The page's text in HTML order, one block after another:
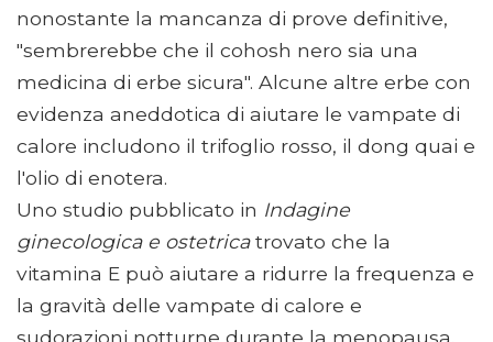
nonostante la mancanza di prove definitive,
"sembrerebbe che il cohosh nero sia una
medicina di erbe sicura". Alcune altre erbe con
evidenza aneddotica di aiutare le vampate di
calore includono il trifoglio rosso, il dong quai e
l'olio di enotera.
Uno studio pubblicato in Indagine
ginecologica e ostetricatrovato che la
vitamina E può aiutare a ridurre la frequenza e
la gravità delle vampate di calore e
sudorazioni notturne durante la menopausa.